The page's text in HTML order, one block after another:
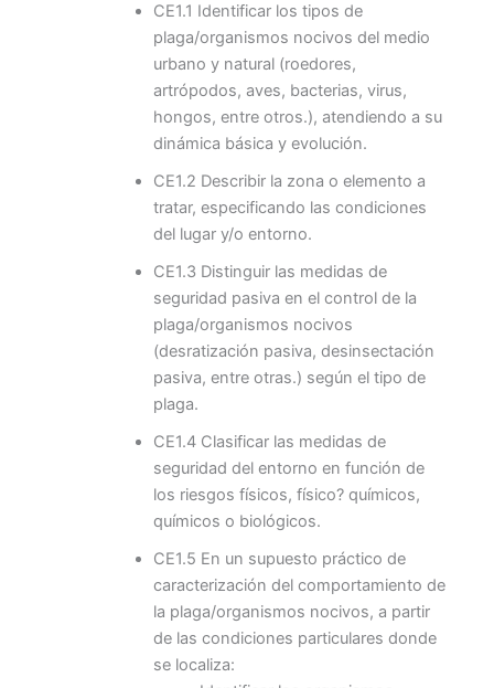
CE1.1 Identificar los tipos de
plaga/organismos nocivos del medio
urbano y natural (roedores,
artrópodos, aves, bacterias, virus,
hongos, entre otros.), atendiendo a su
dinámica básica y evolución.
CE1.2 Describir la zona o elemento a
tratar, especificando las condiciones
del lugar y/o entorno.
CE1.3 Distinguir las medidas de
seguridad pasiva en el control de la
plaga/organismos nocivos
(desratización pasiva, desinsectación
pasiva, entre otras.) según el tipo de
plaga.
CE1.4 Clasificar las medidas de
seguridad del entorno en función de
los riesgos físicos, físico? químicos,
químicos o biológicos.
CE1.5 En un supuesto práctico de
caracterización del comportamiento de
la plaga/organismos nocivos, a partir
de las condiciones particulares donde
se localiza: